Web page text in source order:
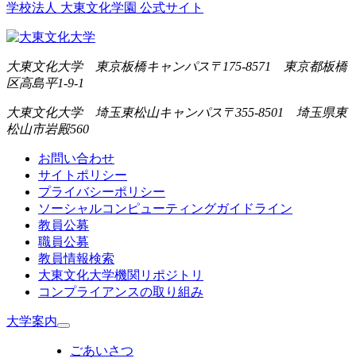
学校法人 大東文化学園 公式サイト
大東文化大学 東京板橋キャンパス 〒175-8571 東京都板橋
区高島平1-9-1
大東文化大学 埼玉東松山キャンパス 〒355-8501 埼玉県東
松山市岩殿560
お問い合わせ
サイトポリシー
プライバシーポリシー
ソーシャルコンピューティングガイドライン
教員公募
職員公募
教員情報検索
大東文化大学機関リポジトリ
コンプライアンスの取り組み
大学案内
ごあいさつ